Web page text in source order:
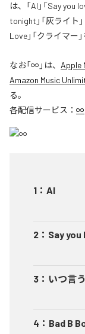
は、「AI」「Say you
tonight」「灰ライト
Love」「クライマー
なお「∞ 」は、 Apple
Amazon Music
る。
各配信サービス： ∞
1 ： AI
2 ： Say you
3 ： いつ言
4 ： Bad B